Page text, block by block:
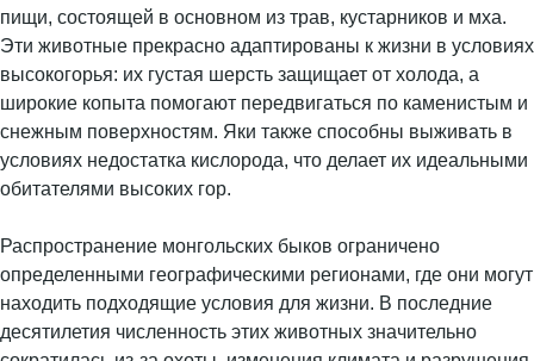
пищи, состоящей в основном из трав, кустарников и мха.
Эти животные прекрасно адаптированы к жизни в условиях
высокогорья: их густая шерсть защищает от холода, а
широкие копыта помогают передвигаться по каменистым и
снежным поверхностям. Яки также способны выживать в
условиях недостатка кислорода, что делает их идеальными
обитателями высоких гор.
Распространение монгольских быков ограничено
определенными географическими регионами, где они могут
находить подходящие условия для жизни. В последние
десятилетия численность этих животных значительно